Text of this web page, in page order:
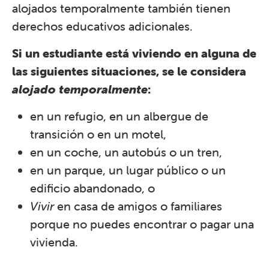
alojados temporalmente también tienen
derechos educativos adicionales.
Si un estudiante está viviendo en alguna de
las siguientes situaciones, se le considera
alojado temporalmente:
en un refugio, en un albergue de
transición o en un motel,
en un coche, un autobús o un tren,
en un parque, un lugar público o un
edificio abandonado, o
Viviren casa de amigos o familiares
porque no puedes encontrar o pagar una
vivienda.